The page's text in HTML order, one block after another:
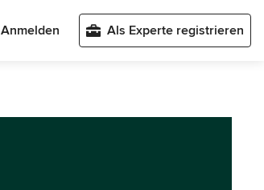
Anmelden Als Experte registrieren